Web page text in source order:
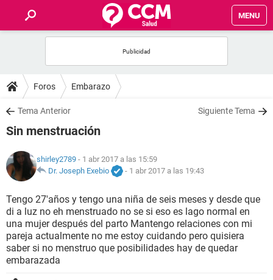
MENU
FOROS
SALUD
NUTRICIÓN
BIENESTAR
SEXUALIDAD
GLOSARIO
Foros Embarazo
Tema Anterior Siguiente Tema
Sin menstruación
shirley2789 - 1 abr 2017 a las 15:59
Dr. Joseph Exebio
- 1 abr 2017 a las 19:43
Tengo 27'años y tengo una niña de seis meses y desde que
di a luz no eh menstruado no se si eso es lago normal en
una mujer después del parto Mantengo relaciones con mi
pareja actualmente no me estoy cuidando pero quisiera
saber si no menstruo que posibilidades hay de quedar
embarazada